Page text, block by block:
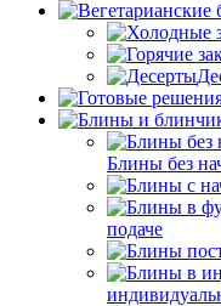
Блины без
подаче